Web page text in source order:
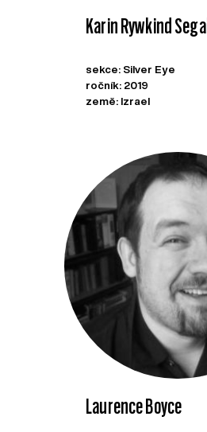
Karin Rywkind Segal
sekce: Silver Eye
ročník: 2019
země: Izrael
Laurence Boyce